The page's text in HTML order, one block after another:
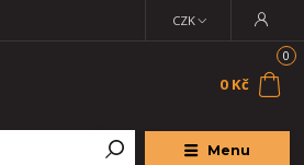
Menu
CZK
0
0 Kč